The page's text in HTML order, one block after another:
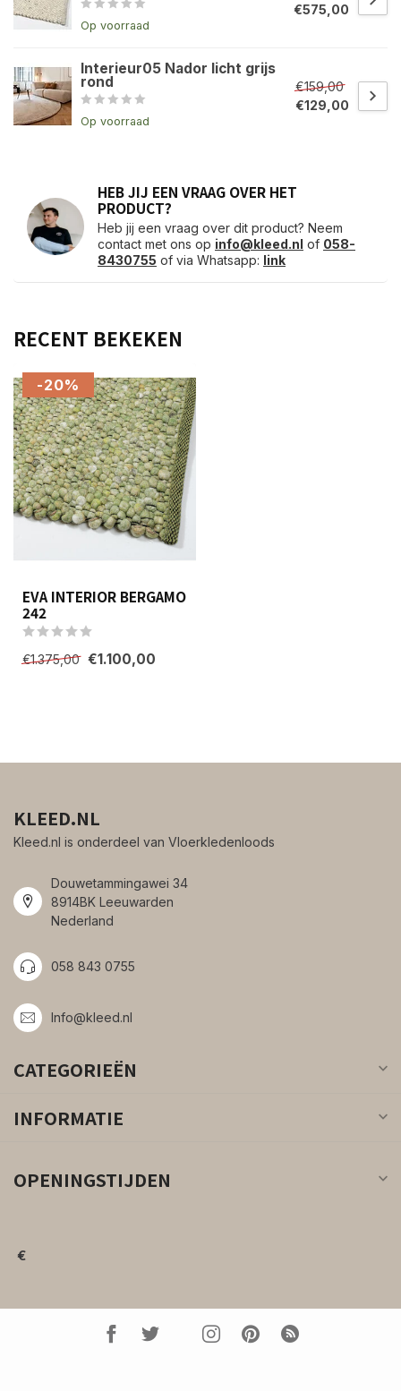
Op voorraad
€575,00
Interieur05 Nador licht grijs
rond
Op voorraad
€159,00
€129,00
HEB JIJ EEN VRAAG OVER HET
PRODUCT?
Heb jij een vraag over dit product? Neem
contact met ons op info@kleed.nl of 058-
8430755 of via Whatsapp: link
RECENT BEKEKEN
-20%
EVA INTERIOR BERGAMO
242
€1.375,00 €1.100,00
KLEED.NL
Kleed.nl is onderdeel van Vloerkledenloods
Douwetammingawei 34
8914BK Leeuwarden
Nederland
058 843 0755
Info@kleed.nl
CATEGORIEËN
INFORMATIE
OPENINGSTIJDEN
€